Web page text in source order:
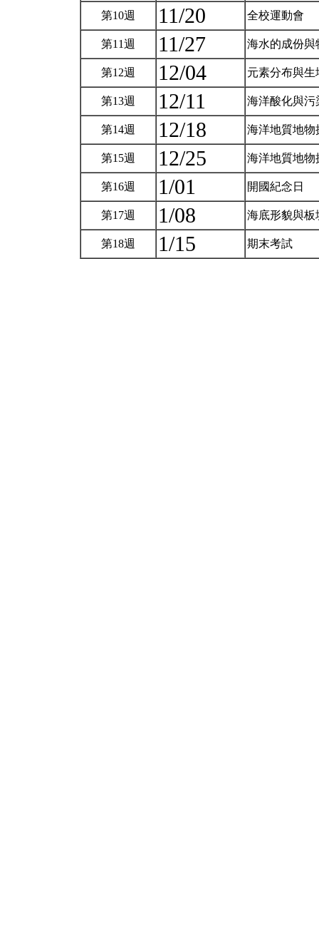
第10週 11/20 全校運動會
第11週 11/27 海水的成份
第12週 12/04 元素分布與
第13週 12/11 海洋酸化與
第14週 12/18 海洋地質地
第15週 12/25 海洋地質地
第16週 1/01 開國紀念日
第17週 1/08 海底形貌與
第18週 1/15 期末考試